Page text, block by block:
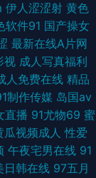
国精国产天堂 91涩
中文字幕三四五区
久这里有精品 东方
永久免费看 成人
黄色在线 欧美a在
伊人涩涩射 黄色
软件91 国产操女
最新在线A片网
视 成人写真福利
人免费在线 精品
制作传媒 岛国av
直播 91尤物69 蜜
瓜视频成人 性爱
午夜宅男在线 91
日韩在线 97五月